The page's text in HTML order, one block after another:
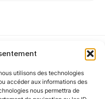
utilisons des technologies
accéder aux informations des
nous permettra de